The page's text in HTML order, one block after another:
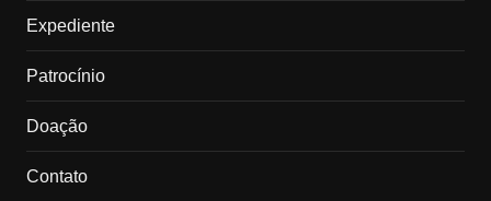
Expediente
Patrocínio
Doação
Contato